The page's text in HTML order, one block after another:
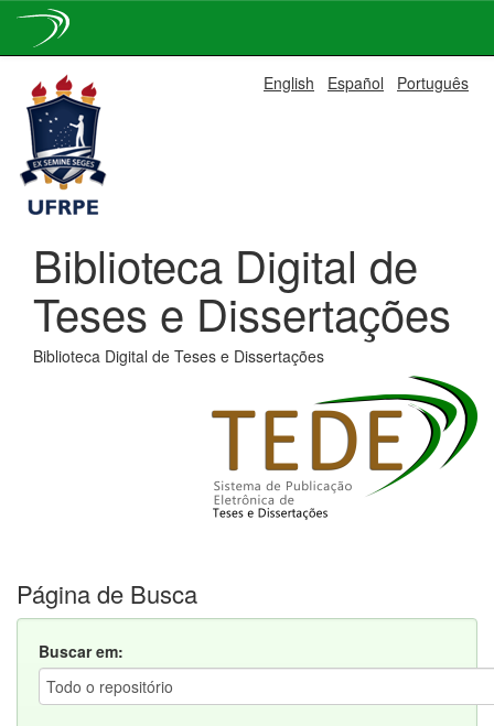
navigation
English Español Português
Biblioteca Digital de
Teses e Dissertações
Biblioteca Digital de Teses e Dissertações
Página de Busca
Buscar em: